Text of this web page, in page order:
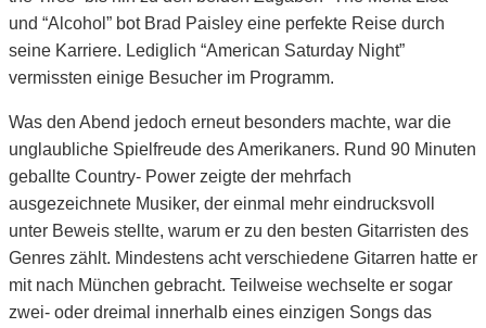
und “Alcohol” bot Brad Paisley eine perfekte Reise durch
seine Karriere. Lediglich “American Saturday Night”
vermissten einige Besucher im Programm.
Was den Abend jedoch erneut besonders machte, war die
unglaubliche Spielfreude des Amerikaners. Rund 90 Minuten
geballte Country- Power zeigte der mehrfach
ausgezeichnete Musiker, der einmal mehr eindrucksvoll
unter Beweis stellte, warum er zu den besten Gitarristen des
Genres zählt. Mindestens acht verschiedene Gitarren hatte er
mit nach München gebracht. Teilweise wechselte er sogar
zwei- oder dreimal innerhalb eines einzigen Songs das